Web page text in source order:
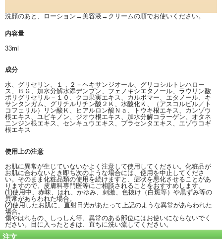
洗顔のあと、ローション→美容液→クリームの順でお使いください。
内容量
33ml
成分
水、グリセリン、１，２－ヘキサンジオール、グリコシルトレハロー
ス、ＢＧ、加水分解水添デンプン、フェノキシエタノール、ラウリン酸
ポリグリセリル－１０、クコ果実エキス、カルボマー、エタノール、キ
サンタンガム、グリチルリチン酸２Ｋ、水酸化Ｋ、（アスコルビル／ト
コフェリル）リン酸Ｋ、ヒアルロン酸Ｎａ、トウキ根エキス、カンゾウ
根エキス、ユビキノン、ジオウ根エキス、加水分解コラーゲン、オタネ
ニンジン根エキス、センキュウエキス、プラセンタエキス、エゾウコギ
根エキス
使用上の注意
お肌に異常が生じていないかよく注意して使用してください。化粧品が
お肌に合わないとき即ち次のような場合には、使用を中止してくださ
い。そのまま化粧品類の使用を続けますと、症状を悪化させることがあ
りますので、皮膚科専門医等にご相談されることをおすすめします。
(1)使用中、赤味、はれ、かゆみ、刺激、色抜け（白斑等）や黒ずみ等の
異常があらわれた場合。
(2)使用したお肌に、直射日光があたって上記のような異常があらわれた
場合。
傷やはれもの、しっしん等、異常のある部位にはお使いにならないでく
ださい。目に入ったときは、直ちに洗い流してください。
注文